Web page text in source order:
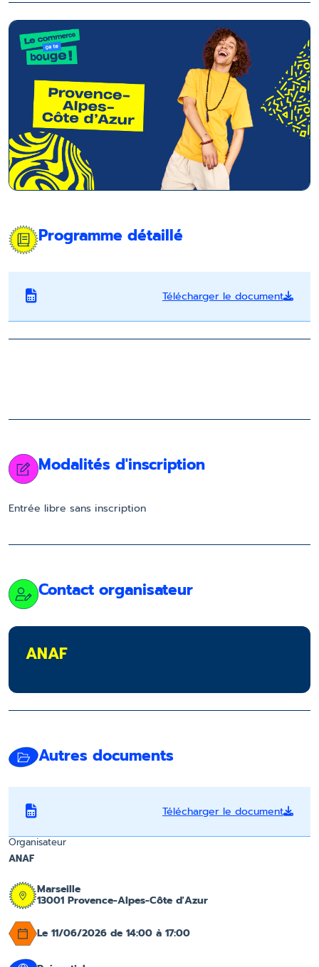
Programme détaillé
Télécharger le document
Modalités d'inscription
Entrée libre sans inscription
Contact organisateur
ANAF
Autres documents
Télécharger le document
Organisateur
ANAF
Marseille
13001 Provence-Alpes-Côte d'Azur
Le 11/06/2026 de 14:00 à 17:00